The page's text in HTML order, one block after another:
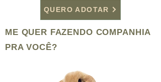
QUERO ADOTAR
ME QUER FAZENDO COMPANHIA
PRA VOCÊ?